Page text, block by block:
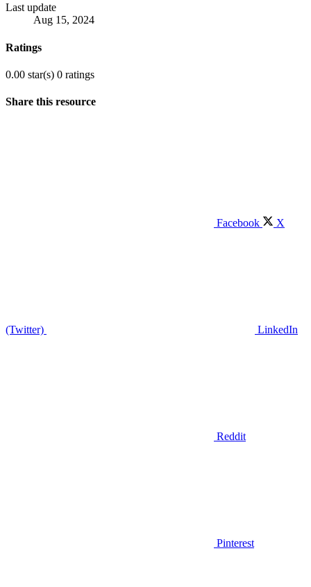
Last update
Aug 15, 2024
Ratings
0.00 star(s) 0 ratings
Share this resource
Facebook X
(Twitter) LinkedIn
Reddit
Pinterest